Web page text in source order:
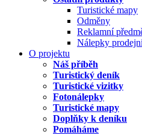
Turistické mapy
Odměny
Reklamní
Nálepky
O projektu
Náš příběh
Turistický deník
Turistické vizitky
Fotonálepky
Turistické mapy
Doplňky k deníku
Pomáháme